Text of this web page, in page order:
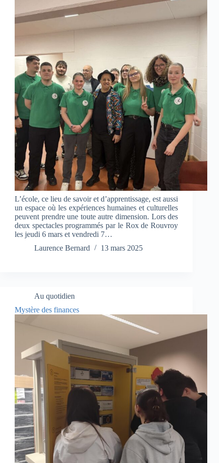
L’école, ce lieu de savoir et d’apprentissage, est aussi
un espace où les expériences humaines et culturelles
peuvent prendre une toute autre dimension. Lors des
deux spectacles programmés par le Rox de Rouvroy
les jeudi 6 mars et vendredi 7…
Laurence Bernard
13 mars 2025
Au quotidien
Mystère des finances